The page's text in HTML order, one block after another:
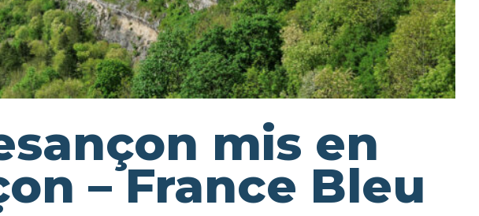
mis en
– France Bleu